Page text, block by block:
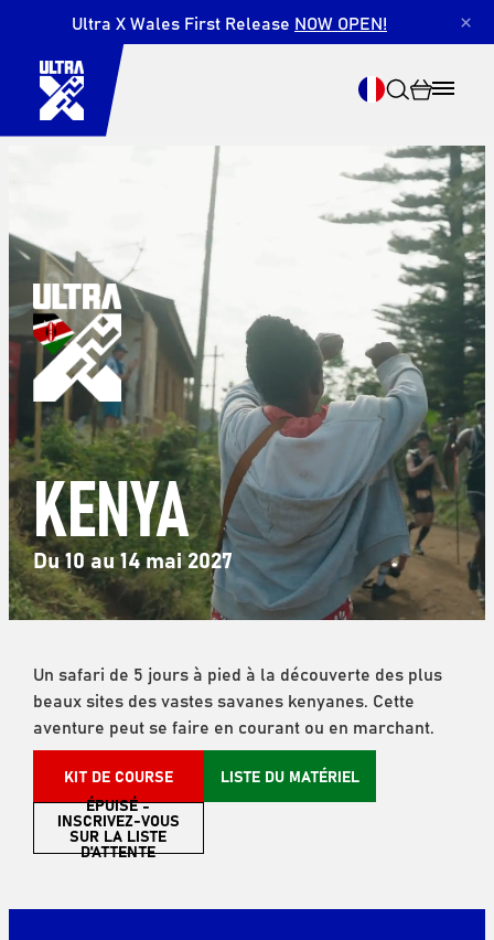
Ultra X Wales First Release NOW OPEN! ×
Recherche
KENYA
Du 10 au 14 mai 2027
Un safari de 5 jours à pied à la découverte des plus
beaux sites des vastes savanes kenyanes. Cette
aventure peut se faire en courant ou en marchant.
KIT DE COURSE
LISTE DU MATÉRIEL
ÉPUISÉ -
INSCRIVEZ-VOUS
SUR LA LISTE
D'ATTENTE